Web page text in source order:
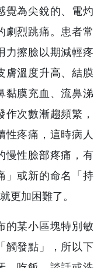
覺為尖銳的、電灼
劇烈跳痛。患者常
力擦臉以期減輕疼
膚溫度升高、結膜
黏膜充血、流鼻涕
次數漸趨頻繁，
性疼痛，這時病人
慢性臉部疼痛，有
」或新的命名「持
更加困難了。
的某小區塊特別敏
觸發點」，所以下